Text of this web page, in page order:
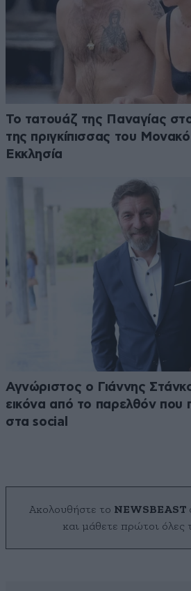
Το τατουάζ της Παναγίας
της πριγκίπισσας του
Εκκλησία
Αγνώριστος ο Γιάννης
εικόνα από το παρελθόν που
στα social
Ακολουθήστε το NEWSBEAST
και μάθετε πρώτοι όλες